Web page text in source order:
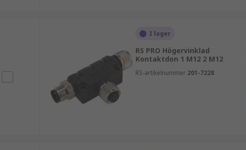
I lager
RS PRO Högervinklad
Kontaktdon 1 M12 2 M12
RS-artikelnummer 201-7228